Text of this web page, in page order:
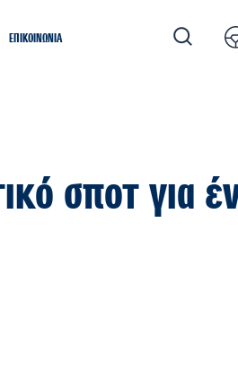
ΕΠΙΚΟΙΝΩΝΙΑ
σποτ για